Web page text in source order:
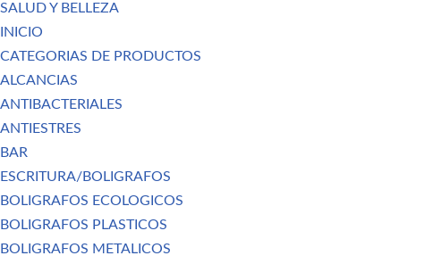
SALUD Y BELLEZA
INICIO
CATEGORIAS DE PRODUCTOS
ALCANCIAS
ANTIBACTERIALES
ANTIESTRES
BAR
ESCRITURA/BOLIGRAFOS
BOLIGRAFOS ECOLOGICOS
BOLIGRAFOS PLASTICOS
BOLIGRAFOS METALICOS